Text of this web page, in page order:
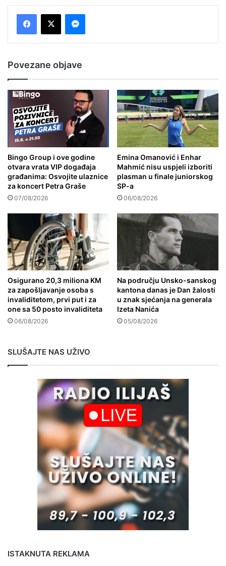
Povezane objave
Bingo Group i ove godine
otvara vrata VIP događaja
građanima: Osvojite ulaznice
za koncert Petra Graše
07/08/2026
Emina Omanović i Enhar
Mahmić nisu uspjeli izboriti
plasman u finale juniorskog
SP-a
06/08/2026
Osigurano 20,3 miliona KM
za zapošljavanje osoba s
invaliditetom, prvi put i za
one sa 50 posto invaliditeta
06/08/2026
Na području Unsko-sanskog
kantona danas je Dan žalosti
u znak sjećanja na generala
Izeta Nanića
05/08/2026
SLUŠAJTE NAS UŽIVO
ISTAKNUTA REKLAMA